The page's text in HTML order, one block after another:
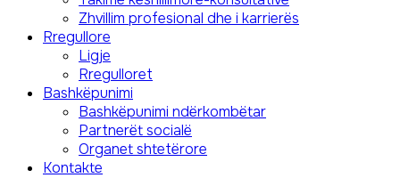
Zhvillim profesional dhe i karrierës
Rregullore
Ligje
Rregulloret
Bashkëpunimi
Bashkëpunimi ndërkombëtar
Partnerët socialë
Organet shtetërore
Kontakte